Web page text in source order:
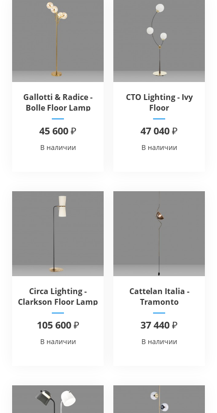
Gallotti & Radice -
Bolle Floor Lamp
45 600 ₽
В наличии
CTO Lighting - Ivy
Floor
47 040 ₽
В наличии
Circa Lighting -
Clarkson Floor Lamp
105 600 ₽
В наличии
Cattelan Italia -
Tramonto
37 440 ₽
В наличии